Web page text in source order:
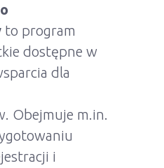
to program
dostępne w
dla
Obejmuje m.in.
i